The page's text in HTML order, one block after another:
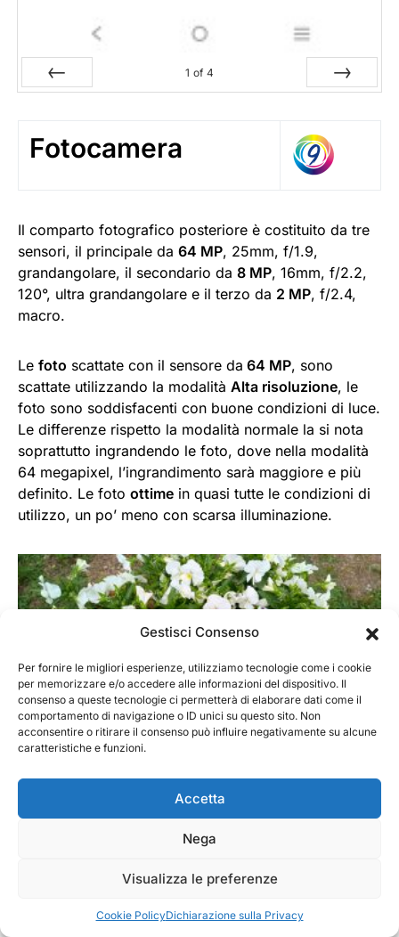
Gestisci Consenso
Per fornire le migliori esperienze, utilizziamo tecnologie come i cookie
per memorizzare e/o accedere alle informazioni del dispositivo. Il
consenso a queste tecnologie ci permetterà di elaborare dati come il
comportamento di navigazione o ID unici su questo sito. Non
acconsentire o ritirare il consenso può influire negativamente su alcune
caratteristiche e funzioni.
Accetta
Nega
Visualizza le preferenze
Cookie PolicyDichiarazione sulla Privacy
1 of 4
Fotocamera
Il comparto fotografico posteriore è costituito da tre
sensori, il principale da 64 MP, 25mm, f/1.9,
grandangolare, il secondario da 8 MP, 16mm, f/2.2,
120°, ultra grandangolare e il terzo da 2 MP, f/2.4,
macro.
Le foto scattate con il sensore da 64 MP, sono
scattate utilizzando la modalità Alta risoluzione, le
foto sono soddisfacenti con buone condizioni di luce.
Le differenze rispetto la modalità normale la si nota
soprattutto ingrandendo le foto, dove nella modalità
64 megapixel, l’ingrandimento sarà maggiore e più
definito. Le foto ottime in quasi tutte le condizioni di
utilizzo, un po’ meno con scarsa illuminazione.